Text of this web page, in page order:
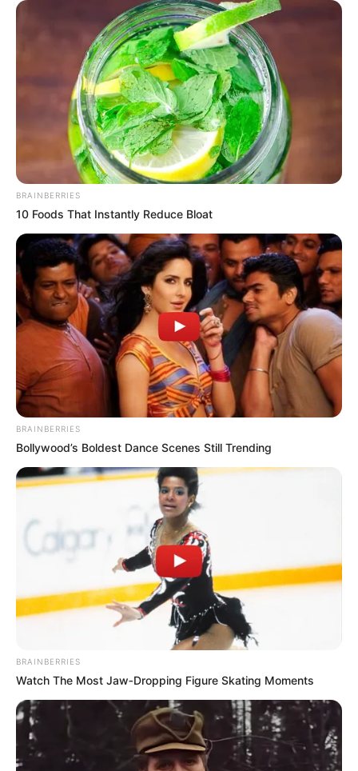
BRAINBERRIES
10 Foods That Instantly Reduce Bloat
BRAINBERRIES
Bollywood’s Boldest Dance Scenes Still Trending
BRAINBERRIES
Watch The Most Jaw‑Dropping Figure Skating Moments